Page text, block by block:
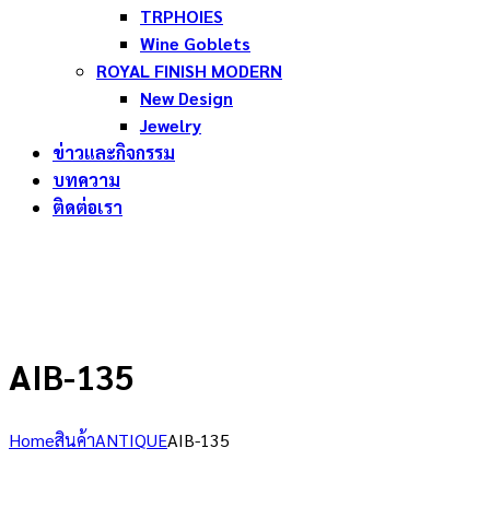
TRPHOIES
Wine Goblets
ROYAL FINISH MODERN
New Design
Jewelry
ข่าวและกิจกรรม
บทความ
ติดต่อเรา
AIB-135
Homeสินค้าANTIQUEAIB-135